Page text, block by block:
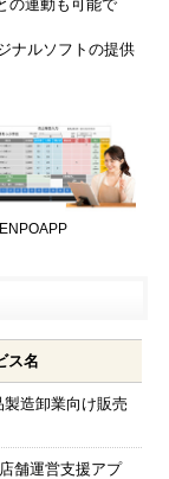
の連動も可能で
ナルソフトの提供
ス名
造卸業向け販売
舗運営支援アプ